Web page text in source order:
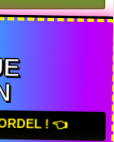
! 👈